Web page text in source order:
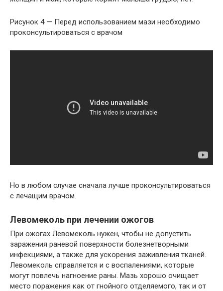
Рисунок 4 — Перед использованием мази необходимо
проконсультироваться с врачом
Но в любом случае сначала лучше проконсультироваться
с лечащим врачом.
Левомеколь при лечении ожогов
При ожогах Левомеколь нужен, чтобы не допустить
заражения раневой поверхности болезнетворными
инфекциями, а также для ускорения заживления тканей.
Левомеколь справляется и с воспалениями, которые
могут повлечь нагноение раны. Мазь хорошо очищает
место поражения как от гнойного отделяемого, так и от